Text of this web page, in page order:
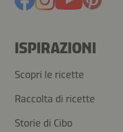
ISPIRAZIONI
Scopri le ricette
Raccolta di ricette
Storie di Cibo